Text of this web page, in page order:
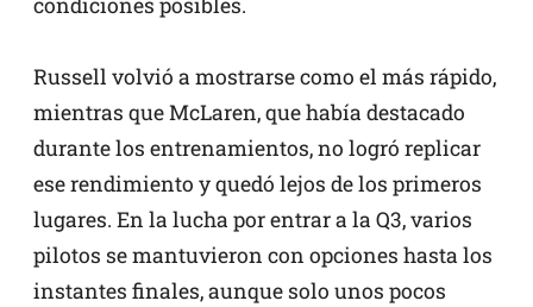
condiciones posibles.
Russell volvió a mostrarse como el más rápido,
mientras que McLaren, que había destacado
durante los entrenamientos, no logró replicar
ese rendimiento y quedó lejos de los primeros
lugares. En la lucha por entrar a la Q3, varios
pilotos se mantuvieron con opciones hasta los
instantes finales, aunque solo unos pocos